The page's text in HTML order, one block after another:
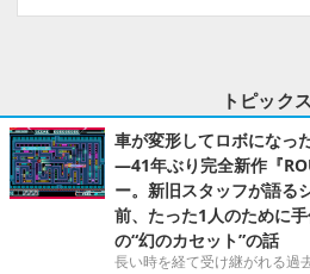
トピックス
車が変形してロボになっ
―41年ぶり完全新作『
ー。新旧スタッフが語る
前、たった1人のために
の“幻のカセット”の話
長い時を経て受け継がれる過